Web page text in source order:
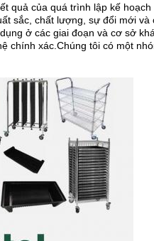
quả của quá trình lập kế
sắc, chất lượng, sự đổi mới và
ở các giai đoạn và cơ sở
chính xác.Chúng tôi có một